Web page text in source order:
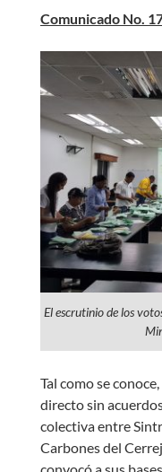
Comunicado No.
El escrutinio de los
Tal como se
directo sin
colectiva entre
Carbones del
convocó a sus